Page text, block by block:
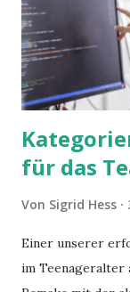
für das
Von Sigrid Hess
Einer unserer
im Teenageralter